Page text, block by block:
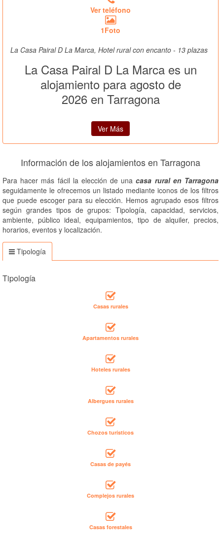
Ver teléfono
1Foto
La Casa Pairal D La Marca, Hotel rural con encanto - 13 plazas
La Casa Pairal D La Marca es un
alojamiento para agosto de
2026 en Tarragona
Ver Más
Información de los alojamientos en Tarragona
Para hacer más fácil la elección de unacasa rural en Tarragona
seguidamente le ofrecemos un listado mediante iconos de los filtros
que puede escoger para su elección. Hemos agrupado esos filtros
según grandes tipos de grupos: Tipología, capacidad, servicios,
ambiente, público ideal, equipamientos, tipo de alquiler, precios,
horarios, eventos y localización.
Tipología
Tipología
Casas rurales
Apartamentos rurales
Hoteles rurales
Albergues rurales
Chozos turísticos
Casas de payés
Complejos rurales
Casas forestales